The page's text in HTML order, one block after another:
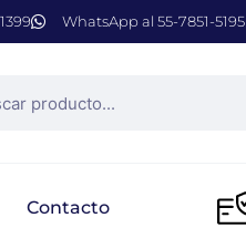
WhatsApp al 55-7851-5195
Contacto